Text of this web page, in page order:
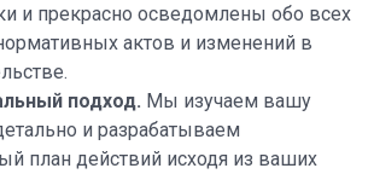
и прекрасно осведомлены обо всех
актов и изменений в
подход. Мы изучаем вашу
и разрабатываем
план действий исходя из ваших